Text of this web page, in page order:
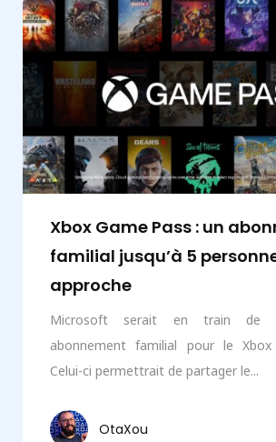
Xbox Game Pass : un
familial jusqu’à 5
approche
Microsoft serait en train de
abonnement familial pour le Xbox
Celui-ci permettrait de partager le...
OtaXou